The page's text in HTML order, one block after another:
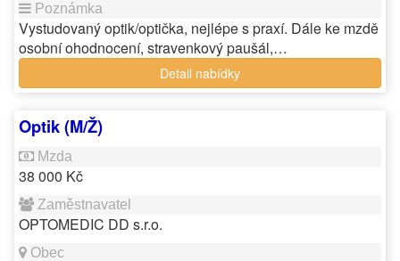
Vystudovaný optik/optička, nejlépe s praxí. Dále ke mzdě
osobní ohodnocení, stravenkový paušál,…
Detail nabídky
Optik (M/Ž)
38 000 Kč
OPTOMEDIC DD s.r.o.